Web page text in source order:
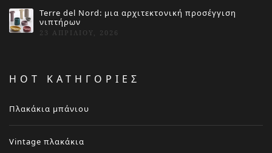
Terre del Nord: μια αρχιτεκτονική προσέγγιση
νιπτήρων
23 ΑΠΡΙΛΊΟΥ, 2026
HOT ΚΑΤΗΓΟΡΙΕΣ
Πλακάκια μπάνιου
Vintage πλακάκια